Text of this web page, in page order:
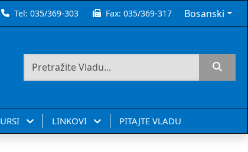
Tel:035/369-303 Fax:035/369-317 Bosanski
LINKOVI PITAJTE VLADU